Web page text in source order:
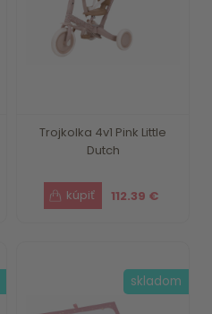
Trojkolka 4v1 Pink Little
Dutch
112.39 €
skladom